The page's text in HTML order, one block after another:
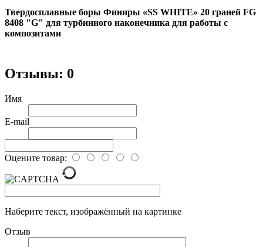
Твердосплавные боры Финиры «SS WHITE» 20 граней FG
8408 "G" для турбинного наконечника для работы с
композитами
Отзывы: 0
Имя
E-mail
Оцените товар:
Наберите текст, изображённый на картинке
Отзыв